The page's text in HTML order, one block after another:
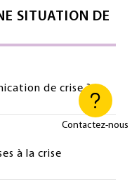
Contactez-nous
SITUATION DE
de crise ?
à la crise